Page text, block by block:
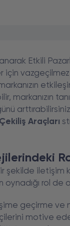
Etkili
Araçları
şekilde
rol de
geçirme ve
motive